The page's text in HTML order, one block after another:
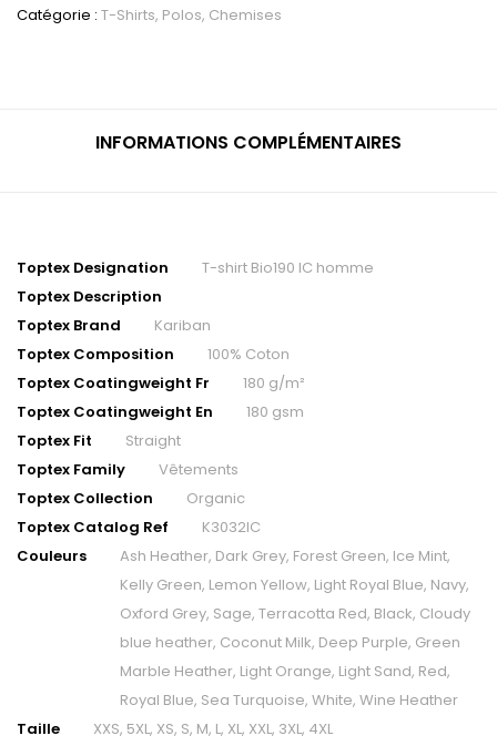
IC
homme
Catégorie : T-Shirts, Polos, Chemises
INFORMATIONS COMPLÉMENTAIRES
Toptex Designation
T-shirt Bio190 IC homme
Toptex Description
Toptex Brand
Kariban
Toptex Composition
100% Coton
Toptex Coatingweight Fr
180 g/m²
Toptex Coatingweight En
180 gsm
Toptex Fit
Straight
Toptex Family
Vêtements
Toptex Collection
Organic
Toptex Catalog Ref
K3032IC
Couleurs
Ash Heather, Dark Grey, Forest Green, Ice Mint,
Kelly Green, Lemon Yellow, Light Royal Blue, Navy,
Oxford Grey, Sage, Terracotta Red, Black, Cloudy
blue heather, Coconut Milk, Deep Purple, Green
Marble Heather, Light Orange, Light Sand, Red,
Royal Blue, Sea Turquoise, White, Wine Heather
Taille
XXS, 5XL, XS, S, M, L, XL, XXL, 3XL, 4XL